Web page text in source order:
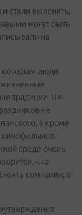
стали выяснять,
могут быть
на
которым люди
жизненные
традиции. Не
не
а кроме
кинофильмов.
среде очень
«на
компании, в